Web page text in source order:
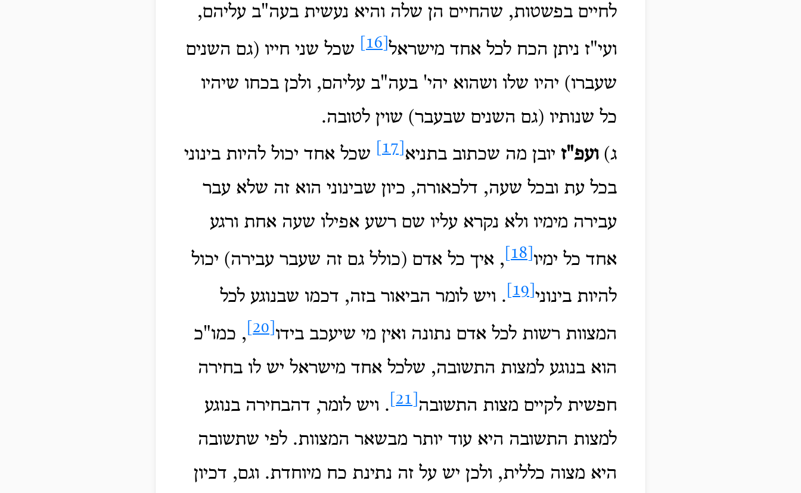
לחיים בפשטות, שהחיים הן שלה והיא נעשית בעה"ב עליהם,
ועי"ז ניתן הכח לכל אחד מישראל
שכל שני חייו (גם השנים
שעברו) יהיו שלו ושהוא יהי' בעה"ב עליהם, ולכן בכחו שיהיו
כל שנותיו (גם השנים שבעבר) שוין לטובה.
ג)ועפ"ז יובן מה שכתוב בתניא
שכל אחד יכול להיות בינוני
בכל עת ובכל שעה, דלכאורה, כיון שבינוני הוא זה שלא עבר
עבירה מימיו ולא נקרא עליו שם רשע אפילו שעה אחת ורגע
אחד כל ימיו
, איך כל אדם (כולל גם זה שעבר עבירה) יכול
להיות בינוני
. ויש לומר הביאור בזה, דכמו שבנוגע לכל
המצוות רשות לכל אדם נתונה ואין מי שיעכב בידו
, כמו"כ
הוא בנוגע למצות התשובה, שלכל אחד מישראל יש לו בחירה
חפשית לקיים מצות התשובה
. ויש לומר, דהבחירה בנוגע
למצות התשובה היא עוד יותר מבשאר המצוות. לפי שתשובה
היא מצוה כללית, ולכן יש על זה נתינת כח מיוחדת. וגם, דכיון